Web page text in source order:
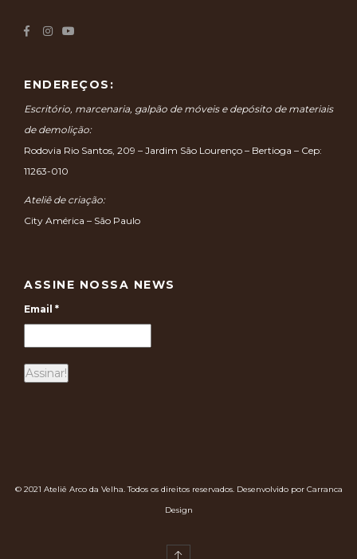
ENDEREÇOS:
Escritório, marcenaria, galpão de móveis e depósito de materiais
de demolição:
Rodovia Rio Santos, 209 – Jardim São Lourenço – Bertioga – Cep:
11263-010
Ateliê de criação:
City América – São Paulo
ASSINE NOSSA NEWS
Email *
© 2021 Ateliê Arco da Velha. Todos os direitos reservados. Desenvolvido por Carranca
Design